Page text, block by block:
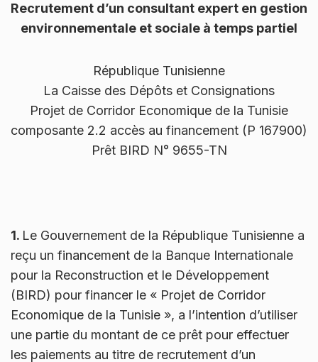
Recrutement d’un consultant expert en gestion
environnementale et sociale à temps partiel
République Tunisienne
La Caisse des Dépôts et Consignations
Projet de Corridor Economique de la Tunisie
composante 2.2 accès au financement (P 167900)
Prêt BIRD N° 9655-TN
1. Le Gouvernement de la République Tunisienne a
reçu un financement de la Banque Internationale
pour la Reconstruction et le Développement
(BIRD) pour financer le « Projet de Corridor
Economique de la Tunisie », a l’intention d’utiliser
une partie du montant de ce prêt pour effectuer
les paiements au titre de recrutement d’un